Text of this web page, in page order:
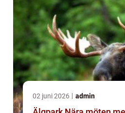
02 juni 2026 admin